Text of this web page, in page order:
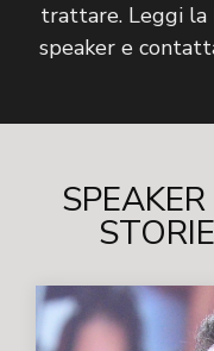
trattare. Leggi la
speaker e